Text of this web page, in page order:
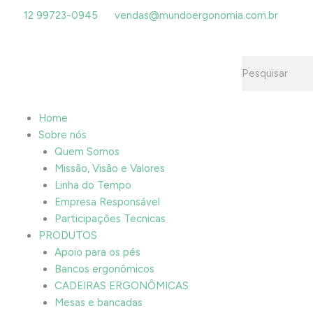
12 99723-0945 vendas@mundoergonomia.com.br
Home
Sobre nós
Quem Somos
Missão, Visão e Valores
Linha do Tempo
Empresa Responsável
Participações Tecnicas
PRODUTOS
Apoio para os pés
Bancos ergonômicos
CADEIRAS ERGONÔMICAS
Mesas e bancadas